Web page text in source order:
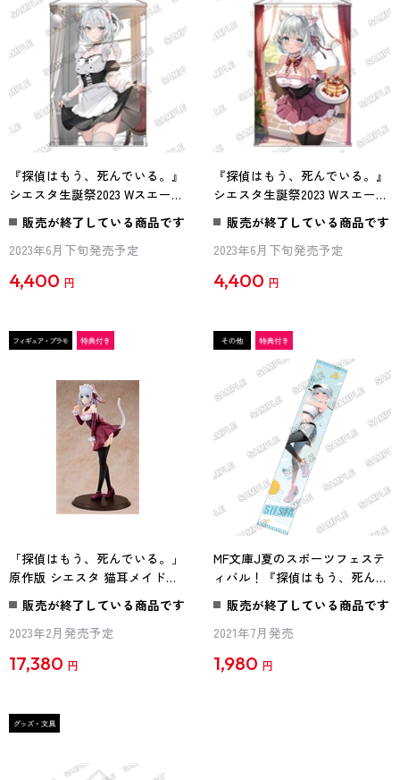
『探偵はもう、死んでいる。』
シエスタ生誕祭2023 Wスエード
B2タペストリー illustrated by
イコモチ
販売が終了している商品です
2023年6月下旬発売予定
4,400 円
『探偵はもう、死んでいる。』
シエスタ生誕祭2023 Wスエード
B2タペストリー illustrated by
さとうぽて
販売が終了している商品です
2023年6月下旬発売予定
4,400 円
「探偵はもう、死んでいる。」
原作版 シエスタ 猫耳メイド
ver.1/7 スケールフィギュア
販売が終了している商品です
2023年2月発売予定
17,380 円
MF文庫J夏のスポーツフェステ
ィバル！『探偵はもう、死んで
いる。』マフラータオル
販売が終了している商品です
2021年7月発売
1,980 円